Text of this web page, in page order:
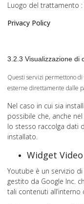
Luogo del trattamento :
Privacy Policy
3.2.3 Visualizzazione di
Questi servizi permettono
esterne direttamente dalle
Nel caso in cui sia
possibile che, anche
lo stesso raccolga dati
installato.
Widget
Youtube è un servizio
gestito da Google Inc.
tali contenuti